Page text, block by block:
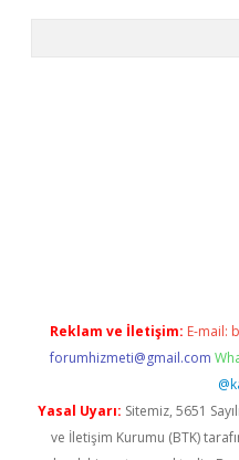
Reklam ve İletişim: E-mail:
forumhizmeti@gmail.com
Yasal Uyarı: Sitemiz, 5651
ve İletişim Kurumu (BTK)